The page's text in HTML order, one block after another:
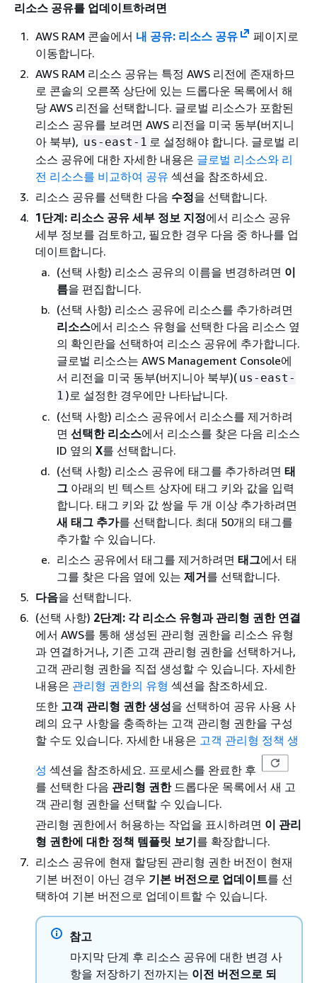
리소스 공유를 업데이트하려면
AWS RAM 콘솔에서 내 공유: 리소스 공유
페이지로
이동합니다.
AWS RAM 리소스 공유는 특정 AWS 리전에 존재하므
로 콘솔의 오른쪽 상단에 있는 드롭다운 목록에서 해
당 AWS 리전을 선택합니다. 글로벌 리소스가 포함된
리소스 공유를 보려면 AWS 리전을 미국 동부(버지니
아 북부), us-east-1 로 설정해야 합니다. 글로벌 리
소스 공유에 대한 자세한 내용은 글로벌 리소스와 리
전 리소스를 비교하여 공유 섹션을 참조하세요.
리소스 공유를 선택한 다음 수정을 선택합니다.
1단계: 리소스 공유 세부 정보 지정에서 리소스 공유
세부 정보를 검토하고, 필요한 경우 다음 중 하나를 업
데이트합니다.
(선택 사항) 리소스 공유의 이름을 변경하려면 이
름을 편집합니다.
(선택 사항) 리소스 공유에 리소스를 추가하려면
리소스에서 리소스 유형을 선택한 다음 리소스 옆
의 확인란을 선택하여 리소스 공유에 추가합니다.
글로벌 리소스는 AWS Management Console에
서 리전을 미국 동부(버지니아 북부)( us-east-
1 )로 설정한 경우에만 나타납니다.
(선택 사항) 리소스 공유에서 리소스를 제거하려
면 선택한 리소스에서 리소스를 찾은 다음 리소스
ID 옆의 X를 선택합니다.
(선택 사항) 리소스 공유에 태그를 추가하려면 태
그 아래의 빈 텍스트 상자에 태그 키와 값을 입력
합니다. 태그 키와 값 쌍을 두 개 이상 추가하려면
새 태그 추가를 선택합니다. 최대 50개의 태그를
추가할 수 있습니다.
리소스 공유에서 태그를 제거하려면 태그에서 태
그를 찾은 다음 옆에 있는 제거를 선택합니다.
다음을 선택합니다.
(선택 사항) 2단계: 각 리소스 유형과 관리형 권한 연결
에서 AWS를 통해 생성된 관리형 권한을 리소스 유형
과 연결하거나, 기존 고객 관리형 권한을 선택하거나,
고객 관리형 권한을 직접 생성할 수 있습니다. 자세한
내용은 관리형 권한의 유형 섹션을 참조하세요.
또한 고객 관리형 권한 생성을 선택하여 공유 사용 사
례의 요구 사항을 충족하는 고객 관리형 권한을 구성
할 수도 있습니다. 자세한 내용은 고객 관리형 정책 생
성 섹션을 참조하세요. 프로세스를 완료한 후
를 선택한 다음 관리형 권한드롭다운 목록에서 새 고
객 관리형 권한을 선택할 수 있습니다.
관리형 권한에서 허용하는 작업을 표시하려면 이 관리
형 권한에 대한 정책 템플릿 보기를 확장합니다.
리소스 공유에 현재 할당된 관리형 권한 버전이 현재
기본 버전이 아닌 경우 기본 버전으로 업데이트를 선
택하여 기본 버전으로 업데이트할 수 있습니다.
참고
마지막 단계 후 리소스 공유에 대한 변경 사
항을 저장하기 전까지는 이전 버전으로 되